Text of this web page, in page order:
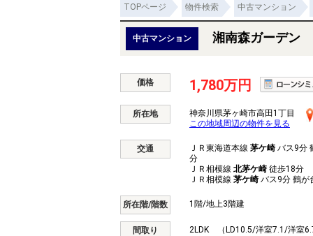
TOPページ 物件検索 中古マンション
中古マンション 湘南森ガーデン
価格 1,780万円
所在地
神奈川県茅ヶ崎市高田1丁目
この地域周辺の物件を見る
交通 ＪＲ東海道本線 茅ケ崎 バス9分
分
ＪＲ相模線 北茅ケ崎 徒歩18分
ＪＲ相模線 茅ケ崎 バス9分 鶴が
所在階/階数 1階/地上3階建
間取り 2LDK （LD10.5/洋室7.1/洋室